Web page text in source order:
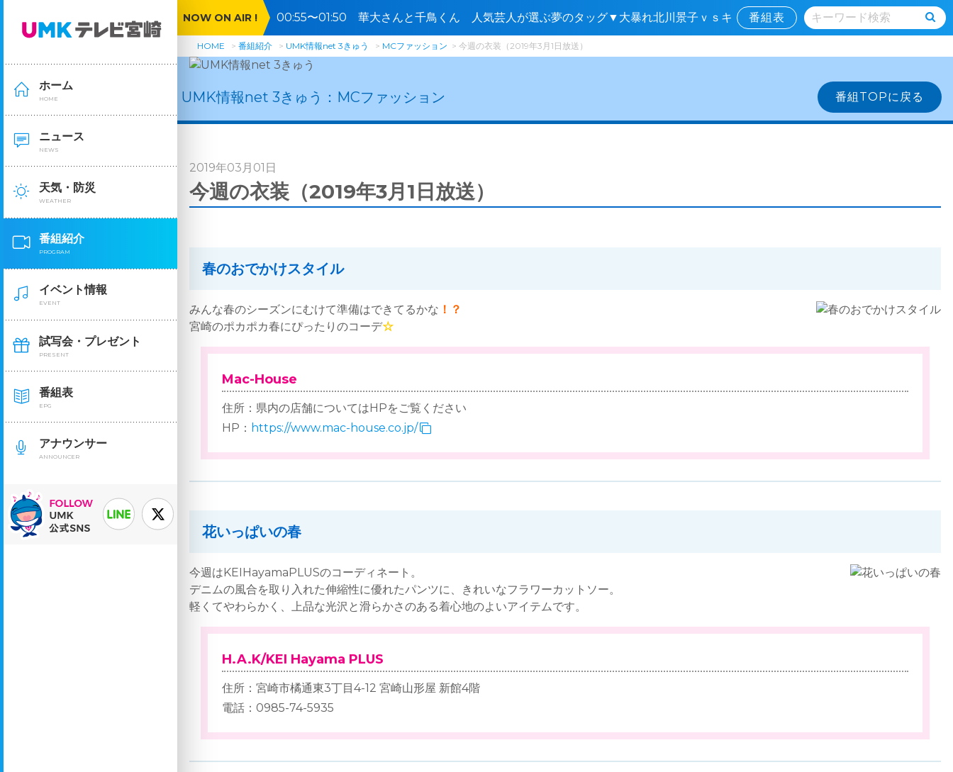
ホーム
HOME
ニュース
NEWS
天気・防災
WEATHER
番組紹介
PROGRAM
イベント情報
EVENT
試写会・プレゼント
PRESENT
番組表
EPG
アナウンサー
ANNOUNCER
NOW ON AIR !
00:55〜01:50 華大さんと千鳥くん 人気芸人が選ぶ夢のタッグ▼大暴れ北川景子ｖｓキ
ンコン西野🈑
番組表
HOME 番組紹介 UMK情報net 3きゅう MCファッション 今週の衣装（2019年3月1日放送）
UMK情報net 3きゅう： MCファッション 番組TOPに戻る
2019年03月01日
今週の衣装（2019年3月1日放送）
春のおでかけスタイル
みんな春のシーズンにむけて準備はできてるかな ！？
宮崎のポカポカ春にぴったりのコーデ☆
Mac-House
住所：県内の店舗についてはHPをご覧ください
HP： https://www.mac-house.co.jp/
花いっぱいの春
今週はKEIHayamaPLUSのコーディネート。
デニムの風合を取り入れた伸縮性に優れたパンツに、きれいなフラワーカットソー。
軽くてやわらかく、上品な光沢と滑らかさのある着心地のよいアイテムです。
H.A.K/KEI Hayama PLUS
住所：宮崎市橘通東3丁目4-12 宮崎山形屋 新館4階
電話：0985-74-5935